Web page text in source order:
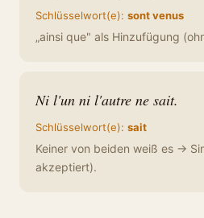
Schlüsselwort(e): sont venus
„ainsi que" als Hinzufügung
Ni l'un ni l'autre ne sait.
Schlüsselwort(e): sait
Keiner von beiden weiß es →
akzeptiert).